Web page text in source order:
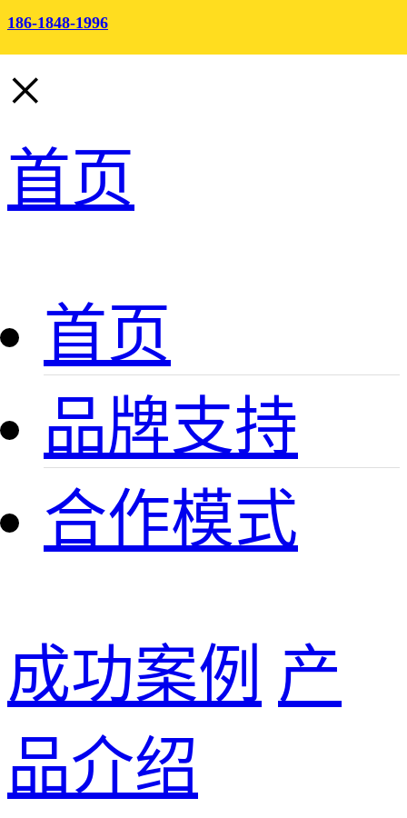
186-1848-1996
×
首页
首页
品牌支持
合作模式
成功案例 产
品介绍